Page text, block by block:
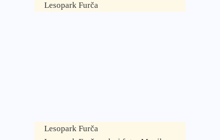
Lesopark Furča
Lesopark Furča